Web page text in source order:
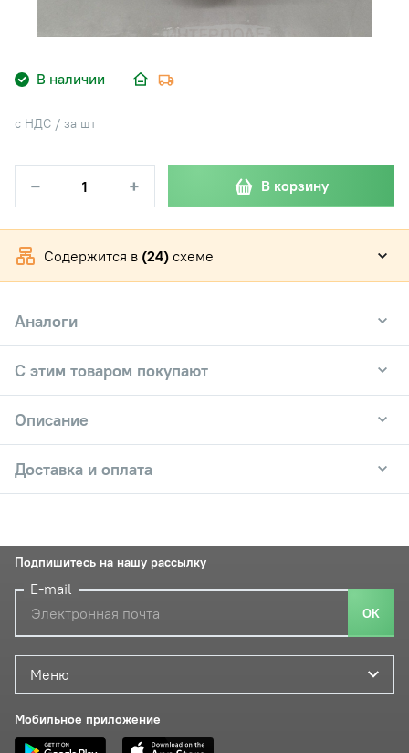
В наличии
с НДС / за шт
− + В корзину
Содержится в (24) схеме
Аналоги
С этим товаром покупают
Описание
Доставка и оплата
Меню
Мобильное приложение
Подпишитесь на нашу рассылку
E-mail
ОК